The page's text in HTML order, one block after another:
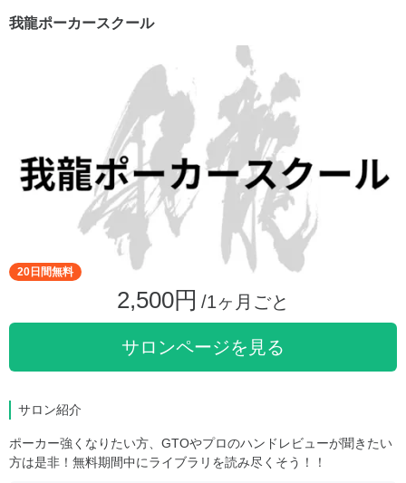
我龍ポーカースクール
20日間無料
2,500円 /1ヶ月ごと
サロンページを見る
サロン紹介
ポーカー強くなりたい方、GTOやプロのハンドレビューが聞きたい
方は是非！無料期間中にライブラリを読み尽くそう！！